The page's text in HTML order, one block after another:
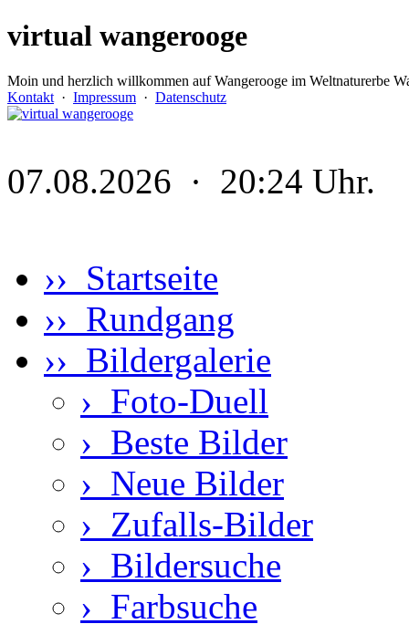
virtual wangerooge
Moin und herzlich willkommen auf Wangerooge im Weltnaturerbe
Kontakt · Impressum · Datenschutz
07.08.2026 · 20:24 Uhr.
›› Startseite
›› Rundgang
›› Bildergalerie
› Foto-Duell
› Beste Bilder
› Neue Bilder
› Zufalls-Bilder
› Bildersuche
› Farbsuche